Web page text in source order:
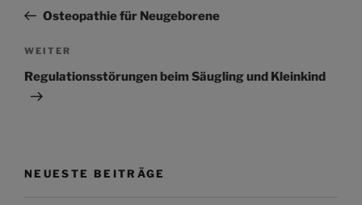
Beitrag
Osteopathie für Neugeborene
Nächster
Beitrag
WEITER
Regulationsstörungen beim Säugling und Kleinkind
NEUESTE BEITRÄGE